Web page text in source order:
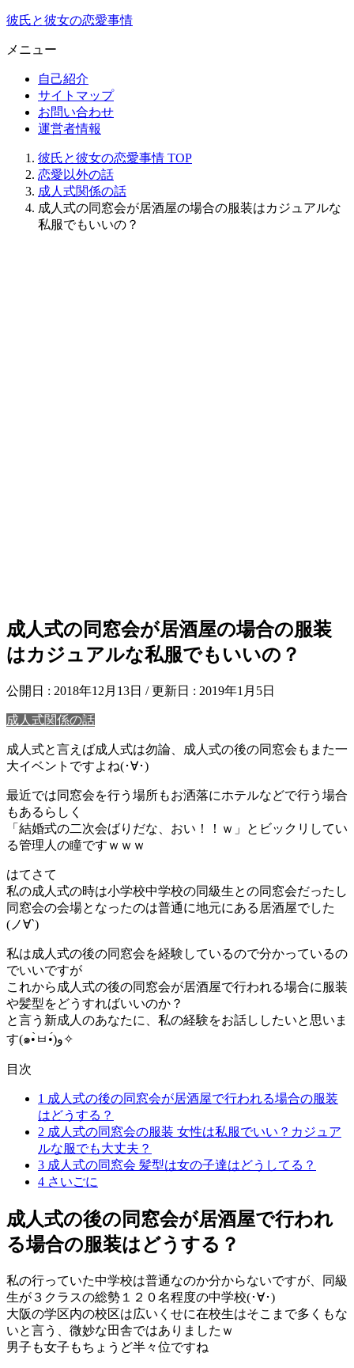
彼氏と彼女の恋愛事情
メニュー
自己紹介
サイトマップ
お問い合わせ
運営者情報
彼氏と彼女の恋愛事情 TOP
恋愛以外の話
成人式関係の話
成人式の同窓会が居酒屋の場合の服装はカジュアルな
私服でもいいの？
成人式の同窓会が居酒屋の場合の服装
はカジュアルな私服でもいいの？
公開日 : 2018年12月13日 / 更新日 : 2019年1月5日
成人式関係の話
成人式と言えば成人式は勿論、成人式の後の同窓会もまた一
大イベントですよね(･∀･)
最近では同窓会を行う場所もお洒落にホテルなどで行う場合
もあるらしく
「結婚式の二次会ばりだな、おい！！ｗ」とビックリしてい
る管理人の瞳ですｗｗｗ
はてさて
私の成人式の時は小学校中学校の同級生との同窓会だったし
同窓会の会場となったのは普通に地元にある居酒屋でした
(ノ∀`)
私は成人式の後の同窓会を経験しているので分かっているの
でいいですが
これから成人式の後の同窓会が居酒屋で行われる場合に服装
や髪型をどうすればいいのか？
と言う新成人のあなたに、私の経験をお話ししたいと思いま
す(๑•̀ㅂ•́)و✧
目次
1 成人式の後の同窓会が居酒屋で行われる場合の服装
はどうする？
2 成人式の同窓会の服装 女性は私服でいい？カジュア
ルな服でも大丈夫？
3 成人式の同窓会 髪型は女の子達はどうしてる？
4 さいごに
成人式の後の同窓会が居酒屋で行われ
る場合の服装はどうする？
私の行っていた中学校は普通なのか分からないですが、同級
生が３クラスの総勢１２０名程度の中学校(･∀･)
大阪の学区内の校区は広いくせに在校生はそこまで多くもな
いと言う、微妙な田舎ではありましたｗ
男子も女子もちょうど半々位ですね